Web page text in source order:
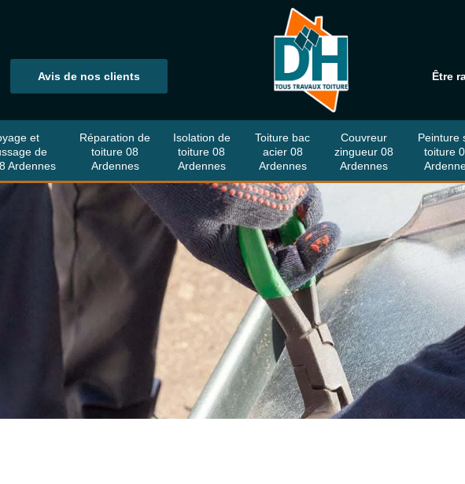
Avis de nos clients Être
et
de
Ardennes
Réparation de
toiture 08
Ardennes
Isolation de
toiture 08
Ardennes
Toiture bac
acier 08
Ardennes
Couvreur
zingueur 08
Ardennes
Peinture
toiture